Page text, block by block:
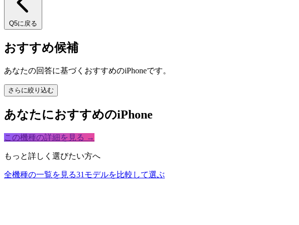
Q5に戻る
おすすめ候補
あなたの回答に基づくおすすめのiPhoneです。
さらに絞り込む
あなたにおすすめのiPhone
この機種の詳細を見る →
もっと詳しく選びたい方へ
全機種の一覧を見る31モデルを比較して選ぶ